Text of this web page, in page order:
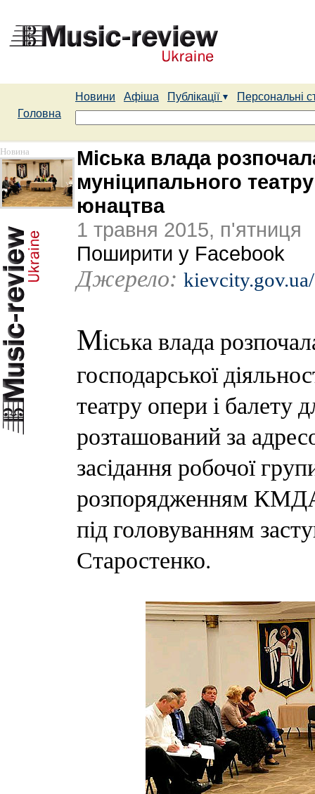
Новини Афіша Публікації
Персональні
Головна
Новина
Міська влада
муніципального
юнацтва
1 травня 2015, п'ятниця
Поширити у Facebook
Джерело: kievcity.gov.ua/
Міська влада
господарської
театру опери і балету
розташований за
засідання робочої
розпорядженням
під головуванням
Старостенко.